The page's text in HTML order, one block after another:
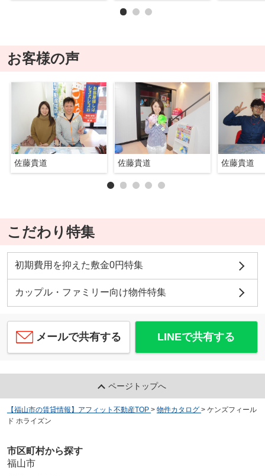
お客様の声
佐藤貴道 佐藤貴道 佐藤貴道
こだわり特集
初期費用を抑えた敷金0円特集
カップル・ファミリー向け物件特集
メールで共有する LINEで共有する
ページトップへ
【福山市の賃貸情報】アフィット不動産TOP > 物件カタログ > ケンズフィール
ド ホライズン
市区町村から探す
福山市